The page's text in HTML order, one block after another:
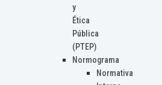
y
Ética
Pública
(PTEP)
Normograma
Normativa